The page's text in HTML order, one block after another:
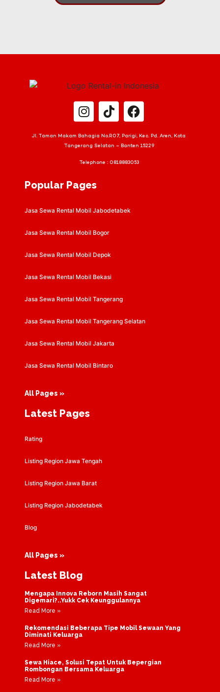
Jl. Taman Makam Bahagia No.R07, Parigi, Kec. Pd. Aren, Kota
Tangerang Selatan – Banten 15229
Telephone : 0818883053
Popular Pages
Jasa Sewa Rental Mobil Jabodetabek
Jasa Sewa Rental Mobil Bogor
Jasa Sewa Rental Mobil Depok
Jasa Sewa Rental Mobil Bekasi
Jasa Sewa Rental Mobil Tangerang
Jasa Sewa Rental Mobil Tangerang Selatan
Jasa Sewa Rental Mobil Jakarta
Jasa Sewa Rental Mobil Bintaro
All Pages »
Latest Pages
Rating
Listing Region Jawa Tengah
Listing Region Jawa Barat
Listing Region Jabodetabek
Blog
All Pages »
Latest Blog
Mengapa Innova Reborn Masih Sangat
Digemari?..Yukk Cek Keunggulannya
Read More »
Rekomendasi Beberapa Tipe Mobil Sewaan Yang
Diminati Keluarga
Read More »
Sewa Hiace, Solusi Tepat Untuk Bepergian
Rombongan Bersama Keluarga
Read More »